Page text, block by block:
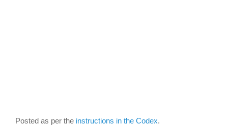
Posted as per the instructions in the Codex.